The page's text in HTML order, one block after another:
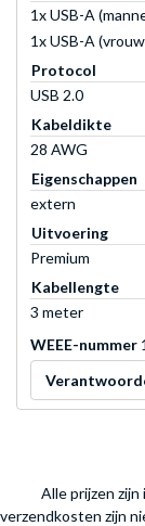
1x USB-A
1x USB-A
Protocol
USB 2.0
Kabeldikte
28 AWG
Eigenschappen
extern
Uitvoering
Premium
Kabellengte
3 meter
WEEE-nummer
Alle prijzen
verzendkosten zijn